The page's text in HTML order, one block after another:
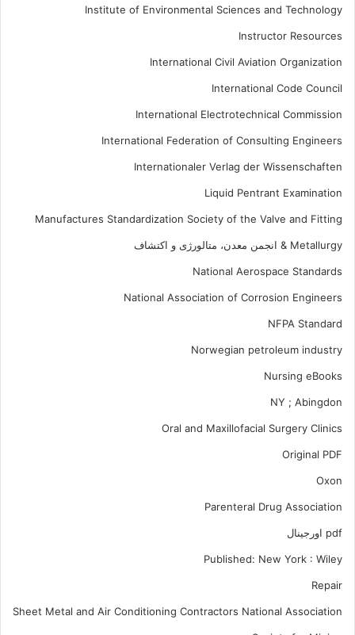
Institute of Environmental Sciences and Technology
Instructor Resources
International Civil Aviation Organization
International Code Council
International Electrotechnical Commission
International Federation of Consulting Engineers
Internationaler Verlag der Wissenschaften
Liquid Pentrant Examination
Manufactures Standardization Society of the Valve and Fitting
Metallurgy & انجمن معدن، متالورژی و اکتشاف
National Aerospace Standards
National Association of Corrosion Engineers
NFPA Standard
Norwegian petroleum industry
Nursing eBooks
NY ; Abingdon
Oral and Maxillofacial Surgery Clinics
Original PDF
Oxon
Parenteral Drug Association
pdf اورجینال
Published: New York : Wiley
Repair
Sheet Metal and Air Conditioning Contractors National Association